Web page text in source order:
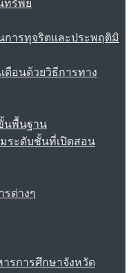
ทรัพย์
การทุจริตและประพฤติมิ
ดือนด้วยวิธีการทาง
นพื้นฐาน
ระดับชั้นที่เปิดสอน
รต่างๆ
รการศึกษาจังหวัด